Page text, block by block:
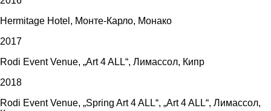
Hermitage Hotel, Монте-Карло, Монако
2017
Rodi Event Venue, „Art 4 ALL“, Лимассол, Кипр
2018
Rodi Event Venue, „Spring Art 4 ALL“, „Art 4 ALL“, Лимассол,